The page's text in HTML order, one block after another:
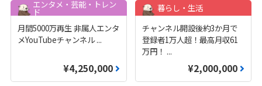
エンタメ・芸能・トレン
ド
月間5000万再生 非属人エンタ
メYouTubeチャンネル...
¥4,250,000
暮らし・生活
チャンネル開設後約3か月で
登録者1万人超！最高月収61
万円！ ...
¥2,000,000